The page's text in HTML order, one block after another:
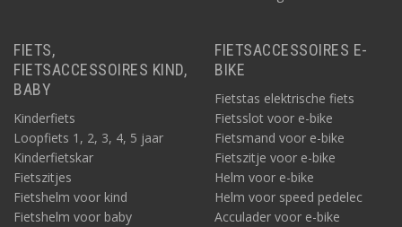
FIETS,
FIETSACCESSOIRES KIND,
BABY
Kinderfiets
Loopfiets 1, 2, 3, 4, 5 jaar
Kinderfietskar
Fietszitjes
Fietshelm voor kind
Fietshelm voor baby
FIETSACCESSOIRES E-
BIKE
Fietstas elektrische fiets
Fietsslot voor e-bike
Fietsmand voor e-bike
Fietszitje voor e-bike
Helm voor e-bike
Helm voor speed pedelec
Acculader voor e-bike